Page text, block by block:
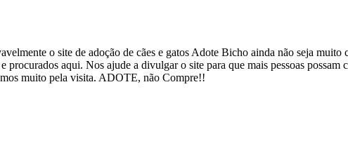
o site de adoção de cães e gatos Adote Bicho ainda não seja muito
aqui. Nos ajude a divulgar o site para que mais pessoas
muito pela visita. ADOTE, não Compre!!